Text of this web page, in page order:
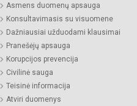
Asmens duomenų apsauga
Konsultavimasis su visuomene
Dažniausiai užduodami klausimai
Pranešėjų apsauga
Korupcijos prevencija
Civilinė sauga
Teisinė informacija
Atviri duomenys